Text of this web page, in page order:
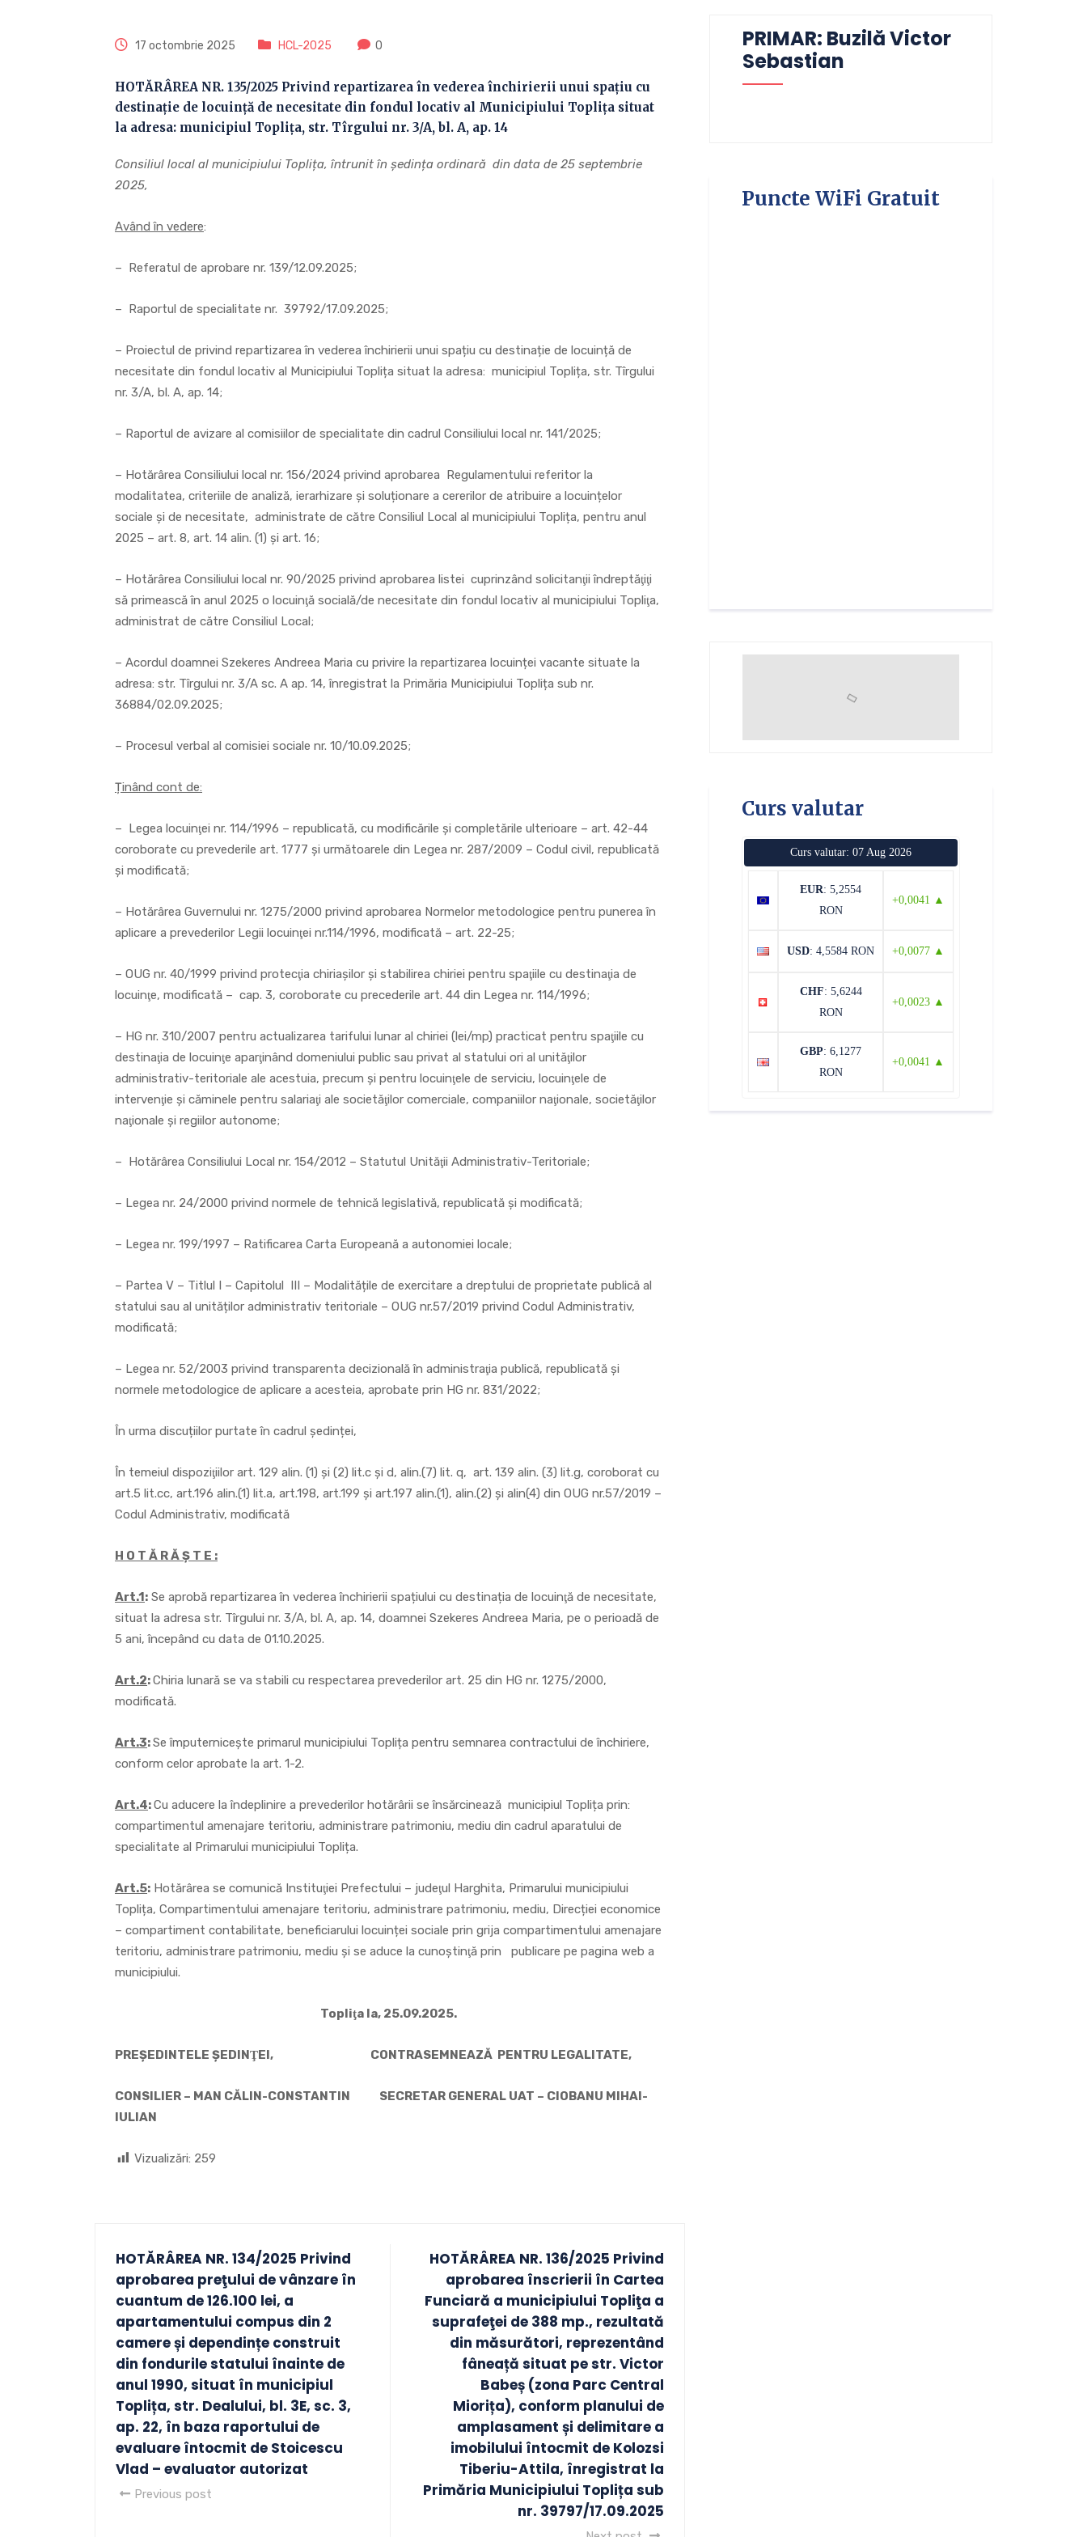
17 octombrie 2025 HCL-2025 0
HOTĂRÂREA NR. 135/2025 Privind repartizarea în vederea închirierii unui spațiu cu
destinație de locuință de necesitate din fondul locativ al Municipiului Toplița situat
la adresa: municipiul Toplița, str. Tîrgului nr. 3/A, bl. A, ap. 14
Consiliul local al municipiului Toplița, întrunit în ședința ordinară din data de 25 septembrie
2025,
Având în vedere:
– Referatul de aprobare nr. 139/12.09.2025;
– Raportul de specialitate nr. 39792/17.09.2025;
– Proiectul de privind repartizarea în vederea închirierii unui spațiu cu destinație de locuință de
necesitate din fondul locativ al Municipiului Toplița situat la adresa: municipiul Toplița, str. Tîrgului
nr. 3/A, bl. A, ap. 14;
– Raportul de avizare al comisiilor de specialitate din cadrul Consiliului local nr. 141/2025;
– Hotărârea Consiliului local nr. 156/2024 privind aprobarea Regulamentului referitor la
modalitatea, criteriile de analiză, ierarhizare și soluționare a cererilor de atribuire a locuințelor
sociale și de necesitate, administrate de către Consiliul Local al municipiului Toplița, pentru anul
2025 – art. 8, art. 14 alin. (1) și art. 16;
– Hotărârea Consiliului local nr. 90/2025 privind aprobarea listei cuprinzând solicitanţii îndreptăţiţi
să primească în anul 2025 o locuinţă socială/de necesitate din fondul locativ al municipiului Topliţa,
administrat de către Consiliul Local;
– Acordul doamnei Szekeres Andreea Maria cu privire la repartizarea locuinței vacante situate la
adresa: str. Tîrgului nr. 3/A sc. A ap. 14, înregistrat la Primăria Municipiului Toplița sub nr.
36884/02.09.2025;
– Procesul verbal al comisiei sociale nr. 10/10.09.2025;
Ținând cont de:
– Legea locuinţei nr. 114/1996 – republicată, cu modificările şi completările ulterioare – art. 42-44
coroborate cu prevederile art. 1777 și următoarele din Legea nr. 287/2009 – Codul civil, republicată
și modificată;
– Hotărârea Guvernului nr. 1275/2000 privind aprobarea Normelor metodologice pentru punerea în
aplicare a prevederilor Legii locuinţei nr.114/1996, modificată – art. 22-25;
– OUG nr. 40/1999 privind protecţia chiriaşilor şi stabilirea chiriei pentru spaţiile cu destinaţia de
locuinţe, modificată – cap. 3, coroborate cu precederile art. 44 din Legea nr. 114/1996;
– HG nr. 310/2007 pentru actualizarea tarifului lunar al chiriei (lei/mp) practicat pentru spaţiile cu
destinaţia de locuinţe aparţinând domeniului public sau privat al statului ori al unităţilor
administrativ-teritoriale ale acestuia, precum şi pentru locuinţele de serviciu, locuinţele de
intervenţie şi căminele pentru salariaţi ale societăţilor comerciale, companiilor naţionale, societăţilor
naţionale şi regiilor autonome;
– Hotărârea Consiliului Local nr. 154/2012 – Statutul Unităţii Administrativ-Teritoriale;
– Legea nr. 24/2000 privind normele de tehnică legislativă, republicată și modificată;
– Legea nr. 199/1997 – Ratificarea Carta Europeană a autonomiei locale;
– Partea V – Titlul I – Capitolul III – Modalitățile de exercitare a dreptului de proprietate publică al
statului sau al unităților administrativ teritoriale – OUG nr.57/2019 privind Codul Administrativ,
modificată;
– Legea nr. 52/2003 privind transparenta decizională în administraţia publică, republicată și
normele metodologice de aplicare a acesteia, aprobate prin HG nr. 831/2022;
În urma discuțiilor purtate în cadrul ședinței,
În temeiul dispoziţiilor art. 129 alin. (1) şi (2) lit.c și d, alin.(7) lit. q, art. 139 alin. (3) lit.g, coroborat cu
art.5 lit.cc, art.196 alin.(1) lit.a, art.198, art.199 și art.197 alin.(1), alin.(2) și alin(4) din OUG nr.57/2019 –
Codul Administrativ, modificată
H O T Ă R Ă Ş T E :
Art.1: Se aprobă repartizarea în vederea închirierii spațiului cu destinația de locuinţă de necesitate,
situat la adresa str. Tîrgului nr. 3/A, bl. A, ap. 14, doamnei Szekeres Andreea Maria, pe o perioadă de
5 ani, începând cu data de 01.10.2025.
Art.2:Chiria lunară se va stabili cu respectarea prevederilor art. 25 din HG nr. 1275/2000,
modificată.
Art.3:Se împuternicește primarul municipiului Toplița pentru semnarea contractului de închiriere,
conform celor aprobate la art. 1-2.
Art.4:Cu aducere la îndeplinire a prevederilor hotărârii se însărcinează municipiul Toplița prin:
compartimentul amenajare teritoriu, administrare patrimoniu, mediu din cadrul aparatului de
specialitate al Primarului municipiului Toplița.
Art.5: Hotărârea se comunică Instituţiei Prefectului – judeţul Harghita, Primarului municipiului
Toplița, Compartimentului amenajare teritoriu, administrare patrimoniu, mediu, Direcției economice
– compartiment contabilitate, beneficiarului locuinței sociale prin grija compartimentului amenajare
teritoriu, administrare patrimoniu, mediu şi se aduce la cunoştinţă prin publicare pe pagina web a
municipiului.
Topliţa la, 25.09.2025.
PREŞEDINTELE ŞEDINŢEI, CONTRASEMNEAZĂ PENTRU LEGALITATE,
CONSILIER – MAN CĂLIN-CONSTANTIN SECRETAR GENERAL UAT – CIOBANU MIHAI-
IULIAN
Vizualizări: 259
HOTĂRÂREA NR. 134/2025 Privind
aprobarea preţului de vânzare în
cuantum de 126.100 lei, a
apartamentului compus din 2
camere și dependințe construit
din fondurile statului înainte de
anul 1990, situat în municipiul
Toplița, str. Dealului, bl. 3E, sc. 3,
ap. 22, în baza raportului de
evaluare întocmit de Stoicescu
Vlad – evaluator autorizat
Previous post
HOTĂRÂREA NR. 136/2025 Privind
aprobarea înscrierii în Cartea
Funciară a municipiului Topliţa a
suprafeţei de 388 mp., rezultată
din măsurători, reprezentând
fâneață situat pe str. Victor
Babeș (zona Parc Central
Miorița), conform planului de
amplasament și delimitare a
imobilului întocmit de Kolozsi
Tiberiu-Attila, înregistrat la
Primăria Municipiului Toplița sub
nr. 39797/17.09.2025
PRIMAR: Buzilă Victor
Sebastian
Puncte WiFi Gratuit
Curs valutar
Curs valutar: 07 Aug 2026
EUR: 5,2554
RON
+0,0041 ▲
USD: 4,5584 RON +0,0077 ▲
CHF: 5,6244
RON
+0,0023 ▲
GBP: 6,1277
RON
+0,0041 ▲